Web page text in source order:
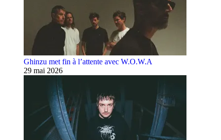
Ghinzu met fin à l’attente avec W.O.W.A
29 mai 2026